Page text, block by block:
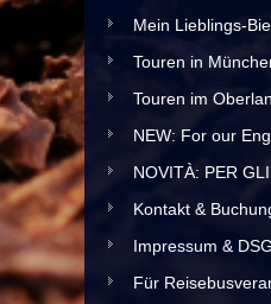
Mein Lieblings-
Touren in
Touren im
NEW: For our
NOVITÀ: PER
Kontakt &
Impressum &
Für